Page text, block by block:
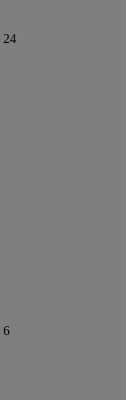
24
6